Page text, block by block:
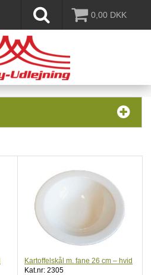
0,00 DKK
Kartoffelskål m. fane 26 cm – hvid
Kat.nr: 2305